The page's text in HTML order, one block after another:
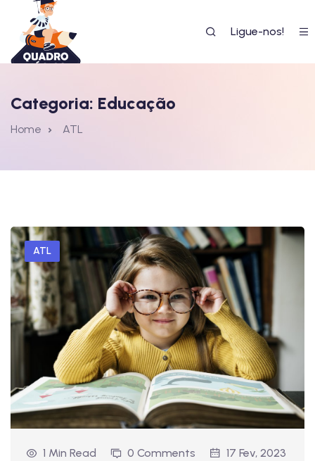
content
Ligue-nos!
Categoria: Educação
Home ATL
ATL
1 Min Read 0 Comments 17 Fev, 2023